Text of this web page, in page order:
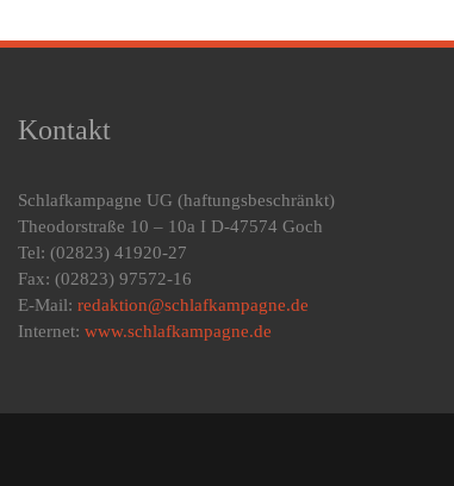
Kontakt
Schlafkampagne UG (haftungsbeschränkt)
Theodorstraße 10 – 10a I D-47574 Goch
Tel: (02823) 41920-27
Fax: (02823) 97572-16
E-Mail: redaktion@schlafkampagne.de
Internet: www.schlafkampagne.de